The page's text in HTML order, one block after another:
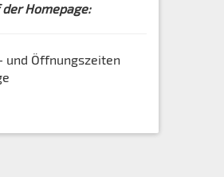
Homepage:
und Öffnungszeiten